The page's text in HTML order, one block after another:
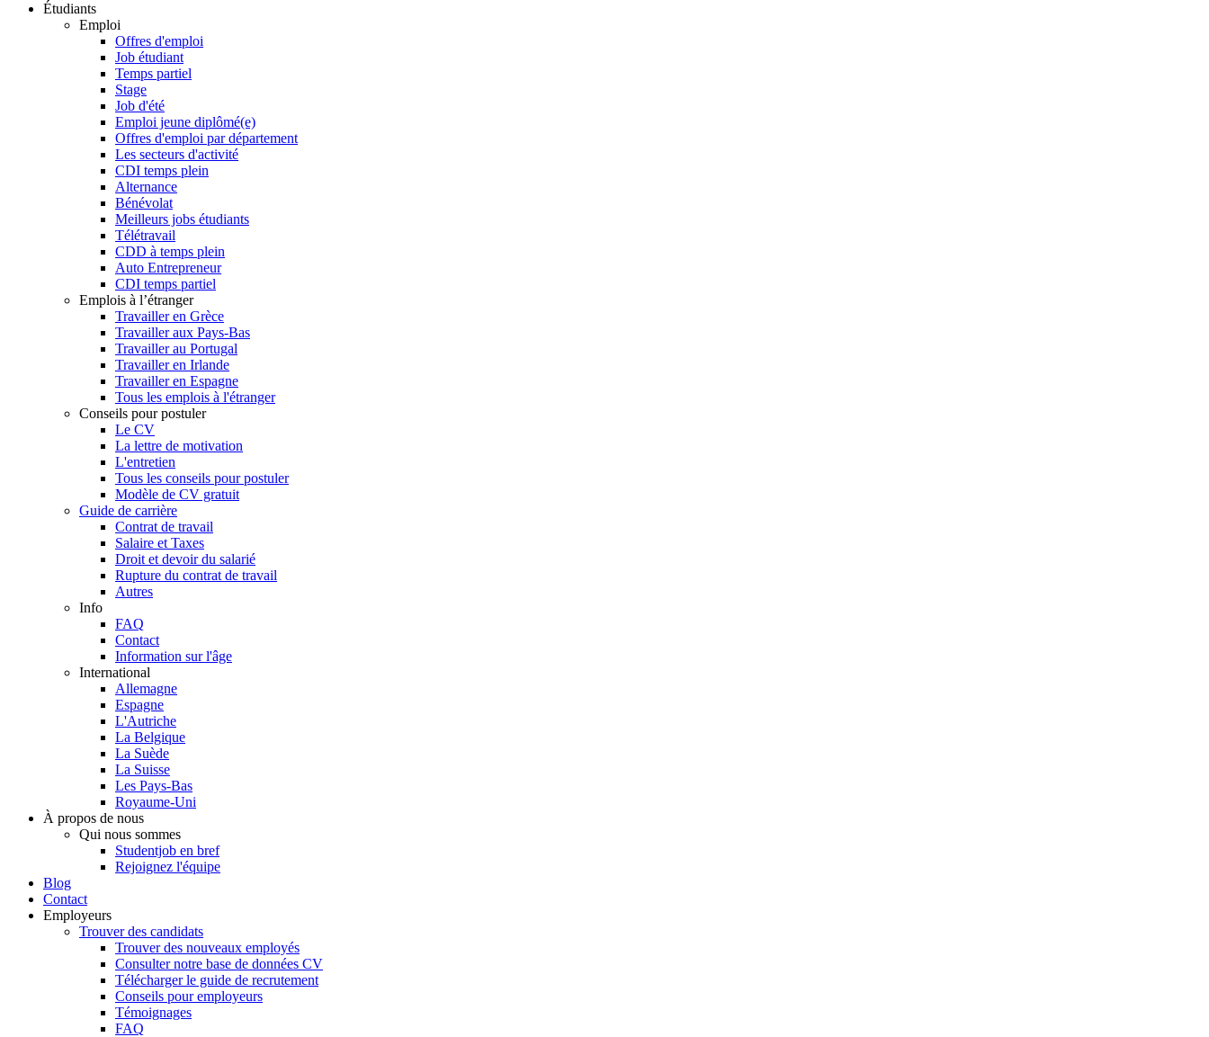
Étudiants
Emploi
Offres d'emploi
Job étudiant
Temps partiel
Stage
Job d'été
Emploi jeune diplômé(e)
Offres d'emploi par département
Les secteurs d'activité
CDI temps plein
Alternance
Bénévolat
Meilleurs jobs étudiants
Télétravail
CDD à temps plein
Auto Entrepreneur
CDI temps partiel
Emplois à l’étranger
Travailler en Grèce
Travailler aux Pays-Bas
Travailler au Portugal
Travailler en Irlande
Travailler en Espagne
Tous les emplois à l'étranger
Conseils pour postuler
Le CV
La lettre de motivation
L'entretien
Tous les conseils pour postuler
Modèle de CV gratuit
Guide de carrière
Contrat de travail
Salaire et Taxes
Droit et devoir du salarié
Rupture du contrat de travail
Autres
Info
FAQ
Contact
Information sur l'âge
International
Allemagne
Espagne
L'Autriche
La Belgique
La Suède
La Suisse
Les Pays-Bas
Royaume-Uni
À propos de nous
Qui nous sommes
Studentjob en bref
Rejoignez l'équipe
Blog
Contact
Employeurs
Trouver des candidats
Trouver des nouveaux employés
Consulter notre base de données CV
Télécharger le guide de recrutement
Conseils pour employeurs
Témoignages
FAQ